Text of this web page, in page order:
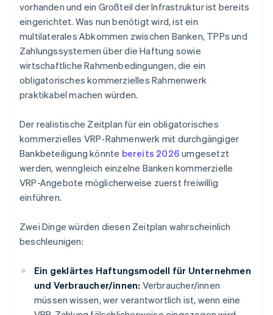
vorhanden und ein Großteil der Infrastruktur ist bereits
eingerichtet. Was nun benötigt wird, ist ein
multilaterales Abkommen zwischen Banken, TPPs und
Zahlungssystemen über die Haftung sowie
wirtschaftliche Rahmenbedingungen, die ein
obligatorisches kommerzielles Rahmenwerk
praktikabel machen würden.
Der realistische Zeitplan für ein obligatorisches
kommerzielles VRP-Rahmenwerk mit durchgängiger
Bankbeteiligung könnte bereits 2026 umgesetzt
werden, wenngleich einzelne Banken kommerzielle
VRP-Angebote möglicherweise zuerst freiwillig
einführen.
Zwei Dinge würden diesen Zeitplan wahrscheinlich
beschleunigen:
Ein geklärtes Haftungsmodell für Unternehmen
und Verbraucher/innen: Verbraucher/innen
müssen wissen, wer verantwortlich ist, wenn eine